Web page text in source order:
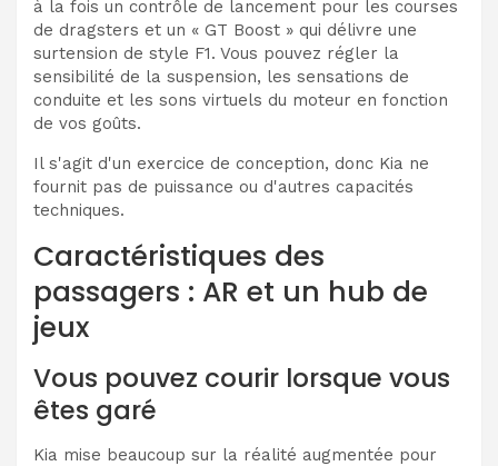
à la fois un contrôle de lancement pour les courses
de dragsters et un « GT Boost » qui délivre une
surtension de style F1. Vous pouvez régler la
sensibilité de la suspension, les sensations de
conduite et les sons virtuels du moteur en fonction
de vos goûts.
Il s'agit d'un exercice de conception, donc Kia ne
fournit pas de puissance ou d'autres capacités
techniques.
Caractéristiques des
passagers : AR et un hub de
jeux
Vous pouvez courir lorsque vous
êtes garé
Kia mise beaucoup sur la réalité augmentée pour